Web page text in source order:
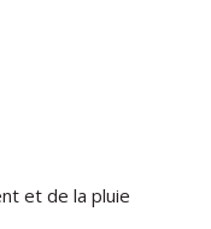
et de la pluie